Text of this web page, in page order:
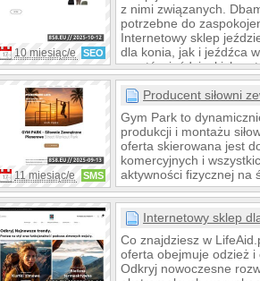
10 miesiąc/e SEO
z nimi związanych.
potrzebne do
Internetowy sklep
dla konia, jak i jeźdźca
sportów jeździeckich, a
pielęgnację
11 miesiąc/e SMS
Producent siłowni
Gym Park to
produkcji i montażu
oferta skierowana jest
komercyjnych i
aktywności fizycznej na
Internetowy sklep
Co znajdziesz w
oferta obejmuje odzież i
Odkryj nowoczesne